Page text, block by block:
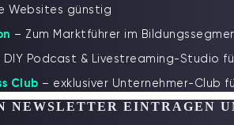
Websites günstig
– Zum Marktführer im
DIY Podcast & Livestreaming-Studio
Club – exklusiver Unternehmer-Club
NEWSLETTER EINTRAGEN